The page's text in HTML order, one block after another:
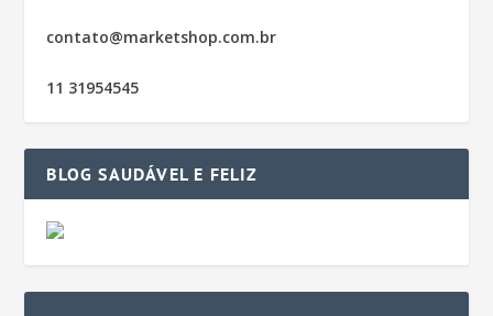
contato@marketshop.com.br
11 31954545
BLOG SAUDÁVEL E FELIZ